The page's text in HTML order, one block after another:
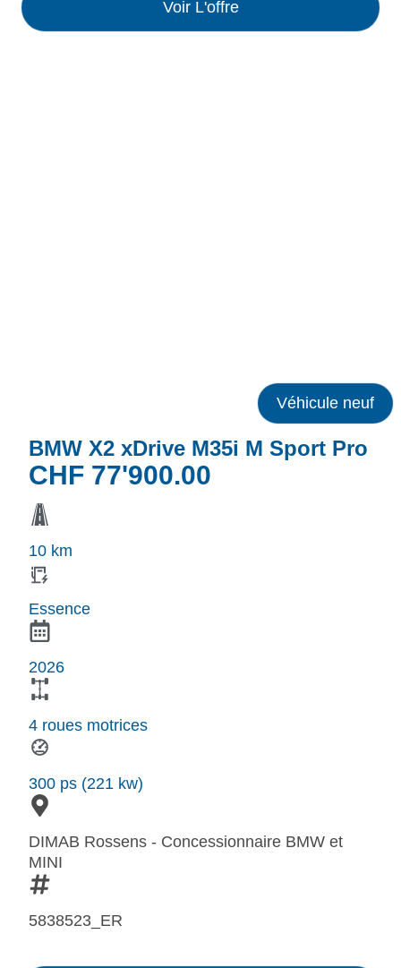
Voir L'offre
Véhicule neuf
BMW X2 xDrive M35i M Sport Pro
CHF 77'900.00
10 km
Essence
2026
4 roues motrices
300 ps (221 kw)
DIMAB Rossens - Concessionnaire BMW et
MINI
5838523_ER